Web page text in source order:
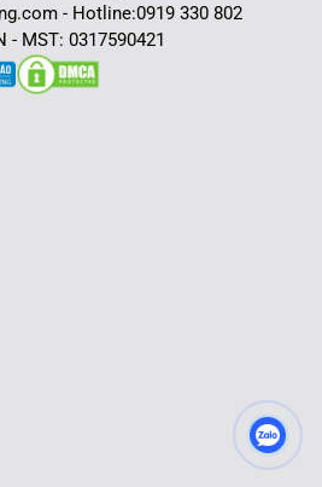
- Hotline:0919 330 802
- MST: 0317590421